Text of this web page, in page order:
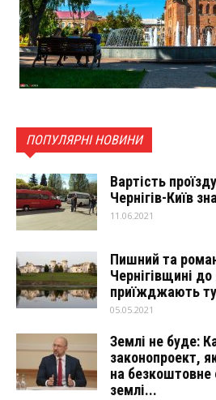
ПОПУЛЯРНІ НОВИНИ
Вартість
Чернігів-Київ
11.06.2021
Пишний та
Чернігівщині до
приїжджають
05.05.2021
Землі не буде:
законопроект,
на безкоштовне
землі...